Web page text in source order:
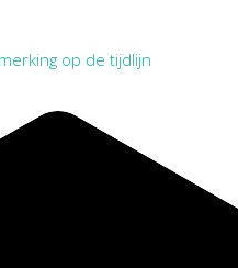
op de tijdlijn